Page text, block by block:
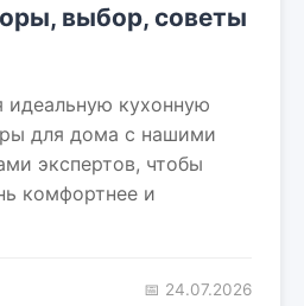
выбор, советы
идеальную кухонную
для дома с нашими
экспертов, чтобы
комфортнее и
📅 24.07.2026